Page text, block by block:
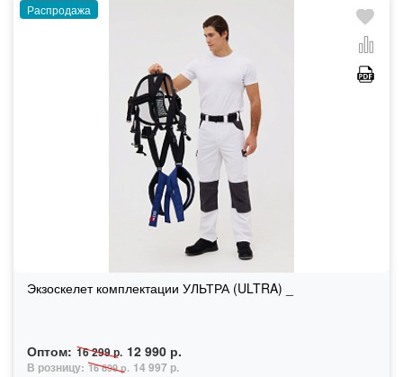
Распродажа
Экзоскелет комплектации УЛЬТРА (ULTRA) _
Оптом: 16 299 р. 12 990 р.
В розницу: 16 899 р. 14 997 р.